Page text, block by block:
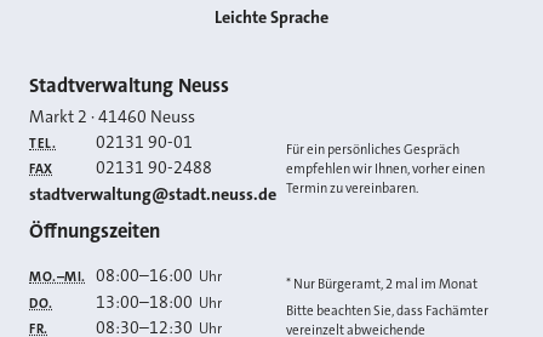
Leichte Sprache
Kontakt
Stadtverwaltung Neuss
Markt 2 ·41460 Neuss
TEL. 02131 90-01
FAX 02131 90-2488
E-MAIL
stadtverwaltung@stadt.neuss.de
Für ein persönliches Gespräch
empfehlen wir Ihnen, vorher einen
Termin zu vereinbaren.
Öffnungszeiten
MO.–MI. 08:00–16:00 Uhr
DO. 13:00–18:00 Uhr
FR. 08:30–12:30 Uhr
* Nur Bürgeramt, 2 mal im Monat
Bitte beachten Sie, dass Fachämter
vereinzelt abweichende